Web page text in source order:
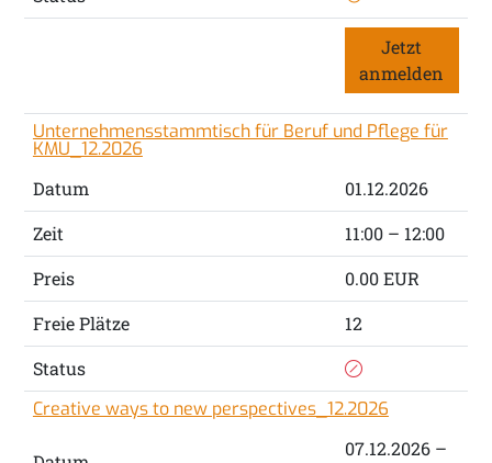
Jetzt
anmelden
Unternehmensstammtisch für Beruf und Pflege für
KMU_12.2026
Datum
01.12.2026
Zeit
11:00 – 12:00
Preis
0.00 EUR
Freie Plätze
12
Status
Creative ways to new perspectives_12.2026
07.12.2026 –